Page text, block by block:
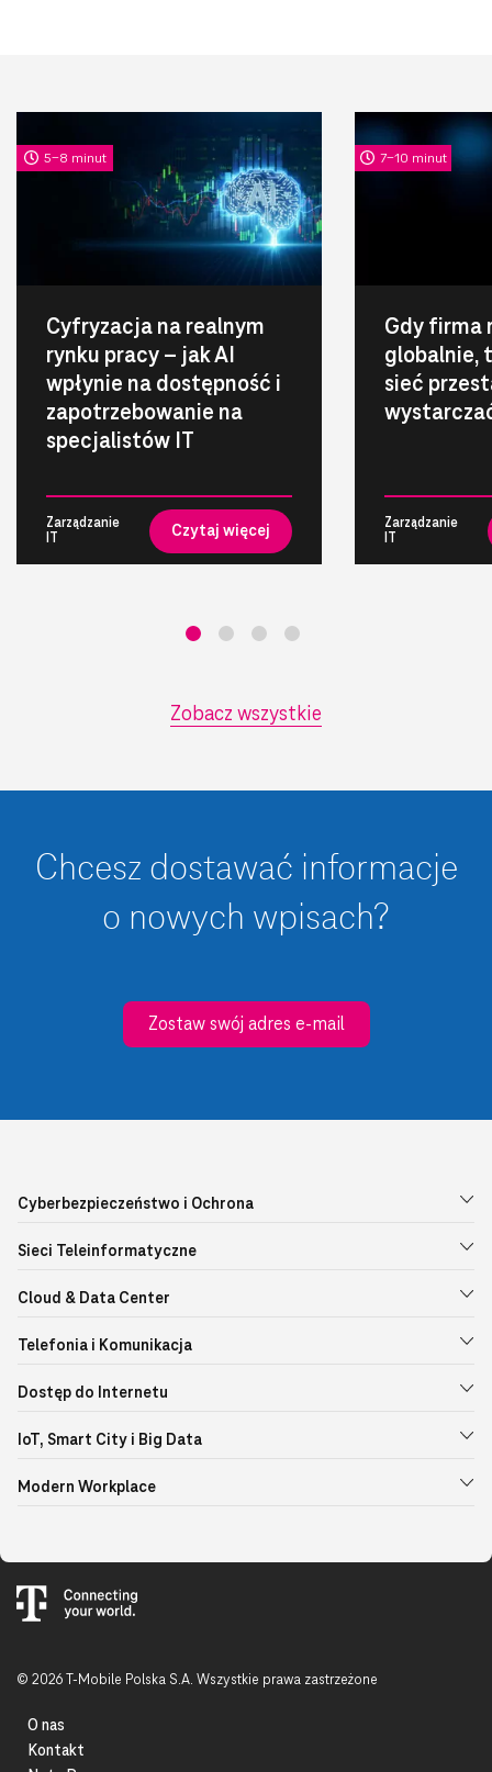
5-8 minut
Cyfryzacja na realnym
rynku pracy – jak AI
wpłynie na dostępność i
zapotrzebowanie na
specjalistów IT
Zarządzanie
IT
Czytaj więcej
7-10 minut
Gdy firma
globalnie,
sieć
Zarządzanie
IT
Zobacz wszystkie
Chcesz dostawać informacje
o nowych wpisach?
Zostaw swój adres e-mail
Cyberbezpieczeństwo i Ochrona
Sieci Teleinformatyczne
Cloud & Data Center
Telefonia i Komunikacja
Dostęp do Internetu
IoT, Smart City i Big Data
Modern Workplace
© 2026 T-Mobile Polska S.A. Wszystkie prawa zastrzeżone
O nas
Kontakt